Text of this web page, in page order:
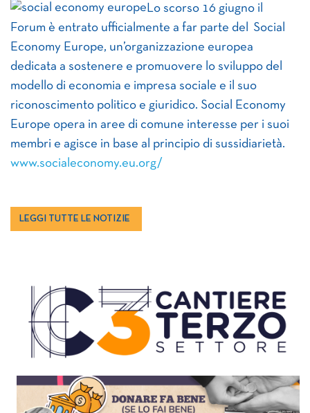
Lo scorso 16 giugno il
Forum è entrato ufficialmente a far parte del Social
Economy Europe, un’organizzazione europea
dedicata a sostenere e promuovere lo sviluppo del
modello di economia e impresa sociale e il suo
riconoscimento politico e giuridico. Social Economy
Europe opera in aree di comune interesse per i suoi
membri e agisce in base al principio di sussidiarietà.
www.socialeconomy.eu.org/
LEGGI TUTTE LE NOTIZIE